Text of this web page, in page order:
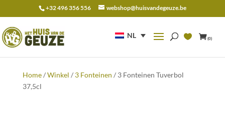
+32 496 356 556 webshop@huisvandegeuze.be
NL (0)
naar:
Home/Winkel / 3 Fonteinen / 3 Fonteinen Tuverbol
37,5cl